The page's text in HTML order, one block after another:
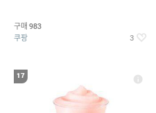
구매 983
쿠팡 3
17